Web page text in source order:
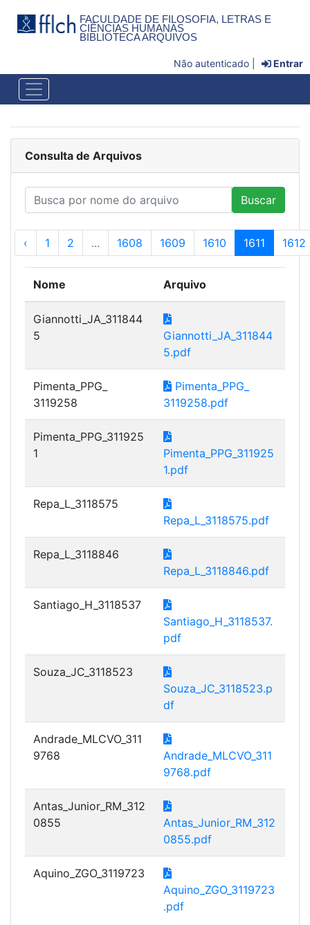
FACULDADE DE FILOSOFIA, LETRAS E
CIÊNCIAS HUMANAS
BIBLIOTECA ARQUIVOS
Não autenticado | Entrar
Consulta de Arquivos
Buscar
‹ 1 2 ... 1608 1609 1610 1611 1612
Nome Arquivo
Giannotti_JA_311844
5
Giannotti_JA_311844
5.pdf
Pimenta_PPG_
3119258
Pimenta_PPG_
3119258.pdf
Pimenta_PPG_311925
1
Pimenta_PPG_311925
1.pdf
Repa_L_3118575
Repa_L_3118575.pdf
Repa_L_3118846
Repa_L_3118846.pdf
Santiago_H_3118537
Santiago_H_3118537.
pdf
Souza_JC_3118523
Souza_JC_3118523.p
df
Andrade_MLCVO_311
9768
Andrade_MLCVO_311
9768.pdf
Antas_Junior_RM_312
0855
Antas_Junior_RM_312
0855.pdf
Aquino_ZGO_3119723
Aquino_ZGO_3119723
.pdf